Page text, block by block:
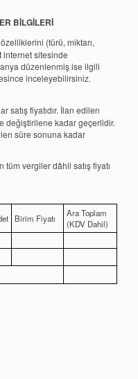
BİLGİLERİ
(türü, miktarı,
internet sitesinde
düzenlenmiş ise ilgili
inceleyebilirsiniz.
satış fiyatıdır. İlan edilen
değiştirilene kadar geçerlidir.
süre sonuna kadar
vergiler dâhil satış fiyatı
Birim Fiyatı
Ara Toplam
(KDV Dahil)